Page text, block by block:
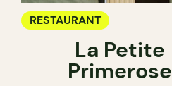
RESTAURANT
La Petite
Primerose